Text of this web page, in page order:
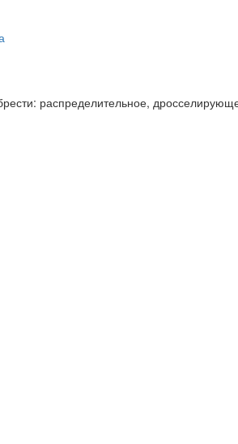
распределительное,